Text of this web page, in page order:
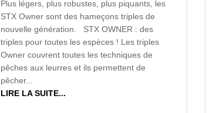
Plus légers, plus robustes, plus piquants, les
STX Owner sont des hameçons triples de
nouvelle génération. STX OWNER : des
triples pour toutes les espèces ! Les triples
Owner couvrent toutes les techniques de
pêches aux leurres et ils permettent de
pêcher...
LIRE LA SUITE...